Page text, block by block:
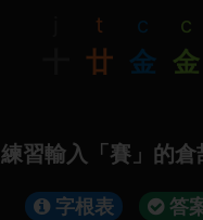
t
廿
c
金
c
金
練習輸入「賽」的倉
字根表 答